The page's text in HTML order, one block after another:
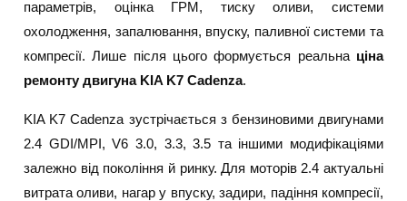
параметрів, оцінка ГРМ, тиску оливи, системи
охолодження, запалювання, впуску, паливної системи та
компресії. Лише після цього формується реальна ціна
ремонту двигуна KIA K7 Cadenza.
KIA K7 Cadenza зустрічається з бензиновими двигунами
2.4 GDI/MPI, V6 3.0, 3.3, 3.5 та іншими модифікаціями
залежно від покоління й ринку. Для моторів 2.4 актуальні
витрата оливи, нагар у впуску, задири, падіння компресії,